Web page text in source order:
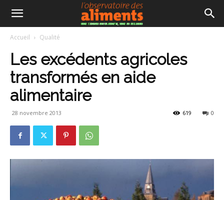
Accueil Qualité
Les excédents agricoles
transformés en aide
alimentaire
28 novembre 2013 0
619